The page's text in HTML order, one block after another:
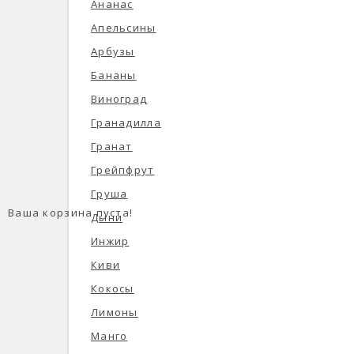
Ваша корзина пуста!
Ананас
Апельсины
Арбузы
Бананы
Виноград
Гранадилла
Гранат
Грейпфрут
Груша
Дыни
Инжир
Киви
Кокосы
Лимоны
Манго